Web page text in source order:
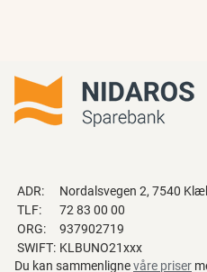
ADR:
Nordalsvegen 2, 7540
TLF:
72 83 00 00
ORG:
937902719
SWIFT: KLBUNO21xxx
Du kan sammenlignevåre priser